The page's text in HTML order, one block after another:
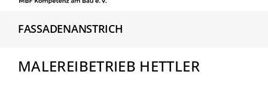
FASSADENANSTRICH
MALEREIBETRIEB HETTLER